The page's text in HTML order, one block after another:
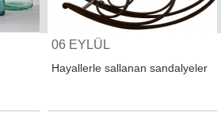
06 EYLÜL
Hayallerle sallanan sandalyeler